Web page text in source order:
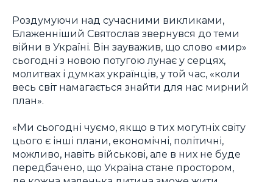
Роздумуючи над сучасними викликами,
Блаженніший Святослав звернувся до теми
війни в Україні. Він зауважив, що слово «мир»
сьогодні з новою потугою лунає у серцях,
молитвах і думках українців, у той час, «коли
весь світ намагається знайти для нас мирний
план».
«Ми сьогодні чуємо, якщо в тих могутніх світу
цього є інші плани, економічні, політичні,
можливо, навіть військові, але в них не буде
передбачено, що Україна стане простором,